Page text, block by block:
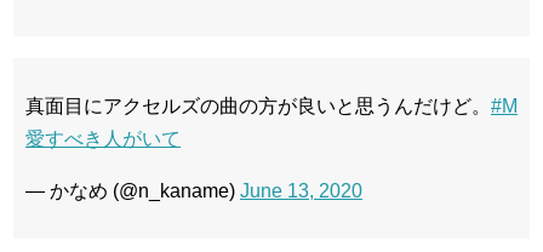
真面目にアクセルズの曲の方が良いと思うんだけど。 #M
愛すべき人がいて
— かなめ (@n_kaname) June 13, 2020